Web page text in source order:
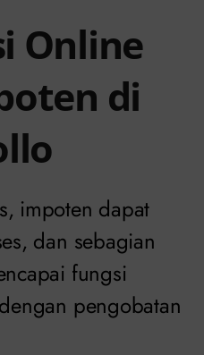
Online
di
impoten dapat
dan sebagian
fungsi
pengobatan